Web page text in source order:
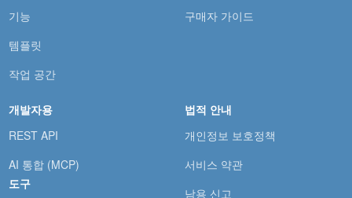
기능
템플릿
작업 공간
구매자 가이드
개발자용
REST API
AI 통합 (MCP)
도구
법적 안내
개인정보 보호정책
서비스 약관
남용 신고